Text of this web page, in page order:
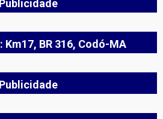
Publicidade
BR 316, Codó-MA
Publicidade